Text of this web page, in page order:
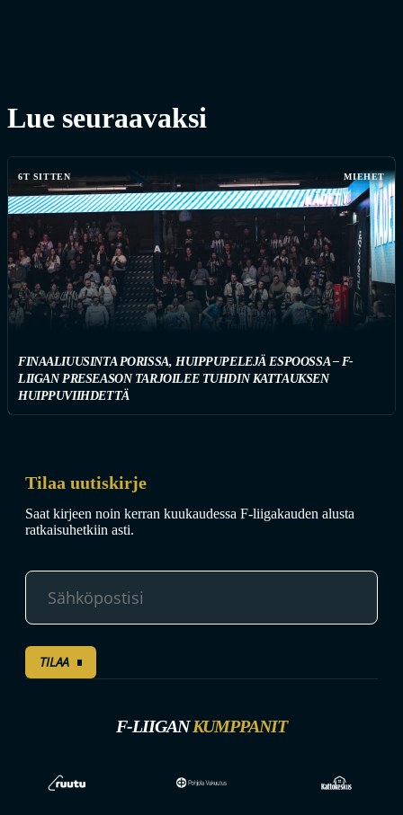
Lue seuraavaksi
6T SITTEN MIEHET
FINAALIUUSINTA PORISSA, HUIPPUPELEJÄ ESPOOSSA – F-
LIIGAN PRESEASON TARJOILEE TUHDIN KATTAUKSEN
HUIPPUVIIHDETTÄ
Tilaa uutiskirje
Saat kirjeen noin kerran kuukaudessa F-liigakauden alusta
ratkaisuhetkiin asti.
TILAA
F-LIIGANKUMPPANIT